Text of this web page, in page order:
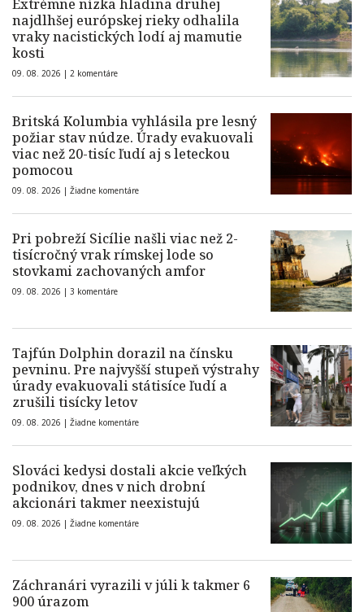
Extrémne nízka hladina druhej
najdlhšej európskej rieky odhalila
vraky nacistických lodí aj mamutie
kosti
09. 08. 2026 | 2 komentáre
Britská Kolumbia vyhlásila pre lesný
požiar stav núdze. Úrady evakuovali
viac než 20-tisíc ľudí aj s leteckou
pomocou
09. 08. 2026 | Žiadne komentáre
Pri pobreží Sicílie našli viac než 2-
tisícročný vrak rímskej lode so
stovkami zachovaných amfor
09. 08. 2026 | 3 komentáre
Tajfún Dolphin dorazil na čínsku
pevninu. Pre najvyšší stupeň výstrahy
úrady evakuovali státisíce ľudí a
zrušili tisícky letov
09. 08. 2026 | Žiadne komentáre
Slováci kedysi dostali akcie veľkých
podnikov, dnes v nich drobní
akcionári takmer neexistujú
09. 08. 2026 | Žiadne komentáre
Záchranári vyrazili v júli k takmer 6
900 úrazom